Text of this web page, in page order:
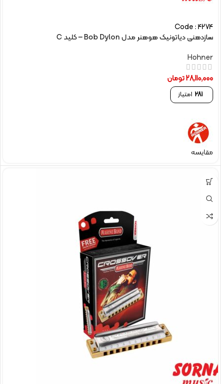
Code : 4274
سازدهنی دیاتونیک هوهنر مدل Bob Dylon – کلید C
Hohner
28,110,000تومان
281 امتیاز
مقایسه